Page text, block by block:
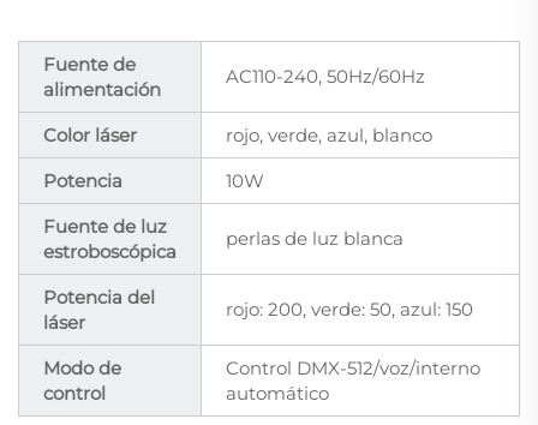
Fuente de
alimentación
AC110-240, 50Hz/60Hz
Color láser
rojo, verde, azul, blanco
Potencia
10W
Fuente de luz
estroboscópica
perlas de luz blanca
Potencia del
láser
rojo: 200, verde: 50, azul: 150
Modo de
control
Control DMX-512/voz/interno
automático